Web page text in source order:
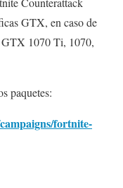
GTX, en caso de
GTX 1070 Ti, 1070,
paquetes:
fortnite-